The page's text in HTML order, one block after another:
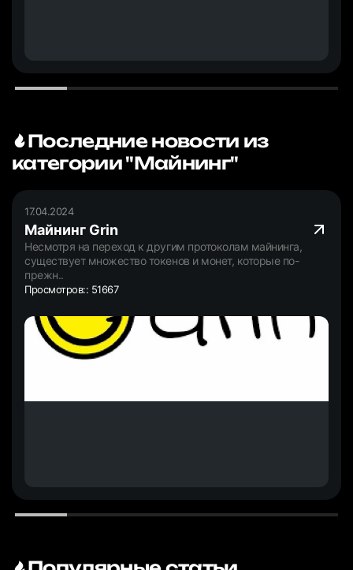
Последние новости из
категории "Майнинг"
17.04.2024
Майнинг Grin
Несмотря на переход к другим протоколам майнинга,
существует множество токенов и монет, которые по-
прежн..
Просмотров:: 51667